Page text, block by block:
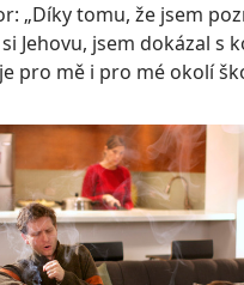
„Díky tomu, že jsem
Jehovu, jsem dokázal s
pro mě i pro mé okolí